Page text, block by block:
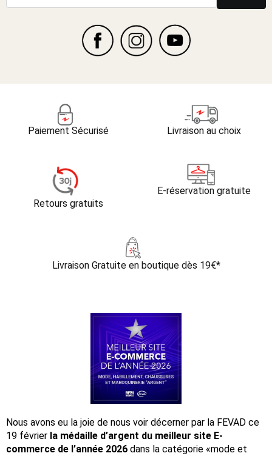
Paiement Sécurisé Livraison au choix
Retours gratuits
E-réservation gratuite
Livraison Gratuite en boutique dès 19€*
Nous avons eu la joie de nous voir décerner par la FEVAD ce
19 février la médaille d’argent du meilleur site E-
commerce de l’année 2026 dans la catégorie «mode et